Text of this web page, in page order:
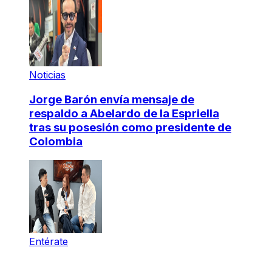
Noticias
Jorge Barón envía mensaje de
respaldo a Abelardo de la Espriella
tras su posesión como presidente de
Colombia
Entérate